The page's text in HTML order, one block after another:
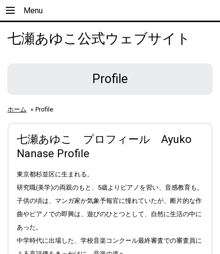
Menu
七瀬あゆこ公式ウェブサイト
Profile
ホーム » Profile
七瀬あゆこ プロフィール Ayuko
Nanase Profile
東京都杉並区に生まれる。
研究職(美学)の両親のもと、5歳よりピアノを習い、音感教育も。
子供の頃は、マンガ家か気象予報官に憧れていたが、断片的な作
曲やピアノでの即興は、遊びのひとつとして、自然に生活の中に
あった。
中学時代に出場した、学校音楽コンクール最終審査での審査員に